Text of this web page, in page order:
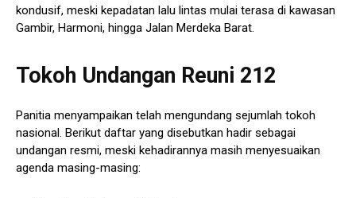
kondusif, meski kepadatan lalu lintas mulai terasa di kawasan
Gambir, Harmoni, hingga Jalan Merdeka Barat.
Tokoh Undangan Reuni 212
Panitia menyampaikan telah mengundang sejumlah tokoh
nasional. Berikut daftar yang disebutkan hadir sebagai
undangan resmi, meski kehadirannya masih menyesuaikan
agenda masing-masing: